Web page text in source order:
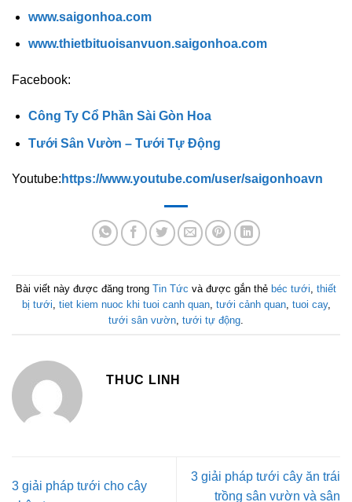
www.saigonhoa.com
www.thietbituoisanvuon.saigonhoa.com
Facebook:
Công Ty Cổ Phần Sài Gòn Hoa
Tưới Sân Vườn – Tưới Tự Động
Youtube: https://www.youtube.com/user/saigonhoavn
Bài viết này được đăng trong Tin Tức và được gắn thẻ béc tưới thiết
bị tưới tiet kiem nuoc khi tuoi canh quan, tưới cảnh quan, tuoi cay,
tưới sân vườn tưới tự động
THUC LINH
3 giải pháp tưới cho cây
3 giải pháp tưới cây ăn trái
trồng sân vườn và sân